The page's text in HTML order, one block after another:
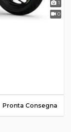
1
0
Pronta Consegna